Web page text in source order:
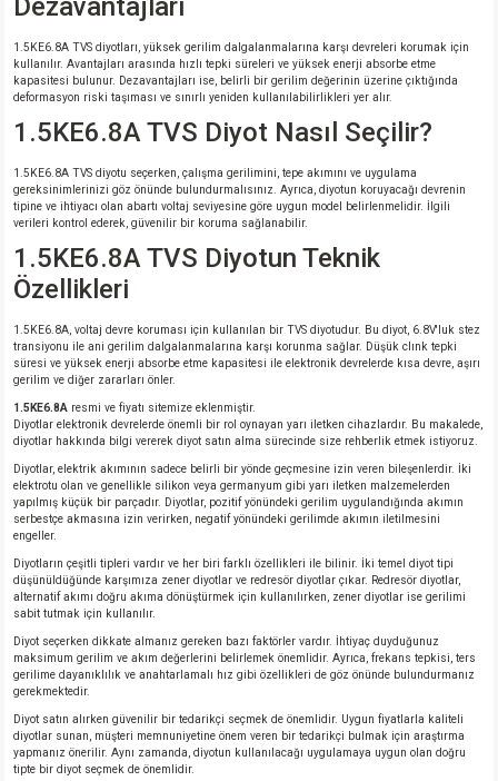
Dezavantajları
1.5KE6.8A TVS diyotları, yüksek gerilim dalgalanmalarına karşı devreleri korumak için
kullanılır. Avantajları arasında hızlı tepki süreleri ve yüksek enerji absorbe etme
kapasitesi bulunur. Dezavantajları ise, belirli bir gerilim değerinin üzerine çıktığında
deformasyon riski taşıması ve sınırlı yeniden kullanılabilirlikleri yer alır.
1.5KE6.8A TVS Diyot Nasıl Seçilir?
1.5KE6.8A TVS diyotu seçerken, çalışma gerilimini, tepe akımını ve uygulama
gereksinimlerinizi göz önünde bulundurmalısınız. Ayrıca, diyotun koruyacağı devrenin
tipine ve ihtiyacı olan abartı voltaj seviyesine göre uygun model belirlenmelidir. İlgili
verileri kontrol ederek, güvenilir bir koruma sağlanabilir.
1.5KE6.8A TVS Diyotun Teknik
Özellikleri
1.5KE6.8A, voltaj devre koruması için kullanılan bir TVS diyotudur. Bu diyot, 6.8V'luk stez
transiyonu ile ani gerilim dalgalanmalarına karşı korunma sağlar. Düşük clınk tepki
süresi ve yüksek enerji absorbe etme kapasitesi ile elektronik devrelerde kısa devre, aşırı
gerilim ve diğer zararları önler.
1.5KE6.8A resmi ve fiyatı sitemize eklenmiştir.
Diyotlar elektronik devrelerde önemli bir rol oynayan yarı iletken cihazlardır. Bu makalede,
diyotlar hakkında bilgi vererek diyot satın alma sürecinde size rehberlik etmek istiyoruz.
Diyotlar, elektrik akımının sadece belirli bir yönde geçmesine izin veren bileşenlerdir. İki
elektrotu olan ve genellikle silikon veya germanyum gibi yarı iletken malzemelerden
yapılmış küçük bir parçadır. Diyotlar, pozitif yönündeki gerilim uygulandığında akımın
serbestçe akmasına izin verirken, negatif yönündeki gerilimde akımın iletilmesini
engeller.
Diyotların çeşitli tipleri vardır ve her biri farklı özellikleri ile bilinir. İki temel diyot tipi
düşünüldüğünde karşımıza zener diyotlar ve redresör diyotlar çıkar. Redresör diyotlar,
alternatif akımı doğru akıma dönüştürmek için kullanılırken, zener diyotlar ise gerilimi
sabit tutmak için kullanılır.
Diyot seçerken dikkate almanız gereken bazı faktörler vardır. İhtiyaç duyduğunuz
maksimum gerilim ve akım değerlerini belirlemek önemlidir. Ayrıca, frekans tepkisi, ters
gerilime dayanıklılık ve anahtarlamalı hız gibi özellikleri de göz önünde bulundurmanız
gerekmektedir.
Diyot satın alırken güvenilir bir tedarikçi seçmek de önemlidir. Uygun fiyatlarla kaliteli
diyotlar sunan, müşteri memnuniyetine önem veren bir tedarikçi bulmak için araştırma
yapmanız önerilir. Aynı zamanda, diyotun kullanılacağı uygulamaya uygun olan doğru
tipte bir diyot seçmek de önemlidir.